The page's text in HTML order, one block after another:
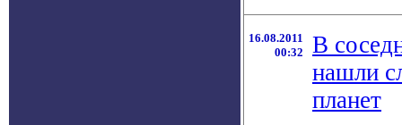
16.08.2011
00:32
В
нашли
планет